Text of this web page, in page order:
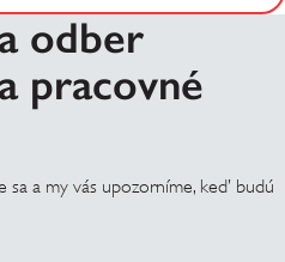
odber
pracovné
sa a my vás upozorníme, keď budú